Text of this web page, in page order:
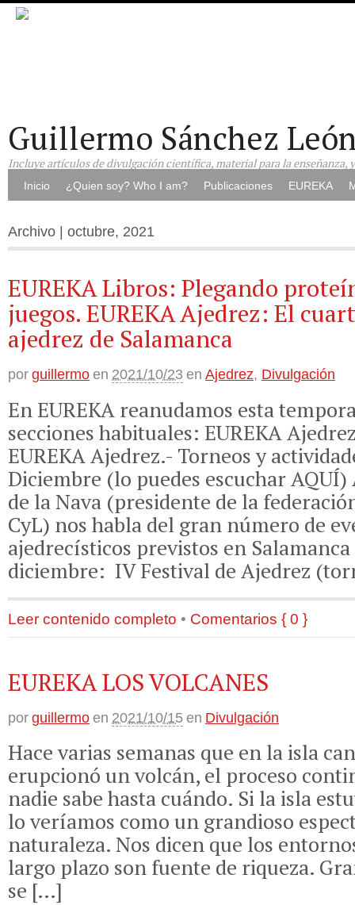
Guillermo Sánchez
Incluye artículos de divulgación científica, material para la enseñanza,
Inicio ¿Quien soy? Who I am? Publicaciones EUREKA
Archivo | octubre, 2021
EUREKA Libros: Plegando
juegos. EUREKA Ajedrez: El
ajedrez de Salamanca
por guillermo en 2021/10/23 en Ajedrez, Divulgación
En EUREKA reanudamos esta
secciones habituales: EUREKA
EUREKA Ajedrez.- Torneos y
Diciembre (lo puedes escuchar
de la Nava (presidente de la
CyL) nos habla del gran número de
ajedrecísticos previstos en
diciembre: IV Festival de Ajedrez
Leer contenido completo • Comentarios { 0 }
EUREKA LOS VOLCANES
por guillermo en 2021/10/15 en Divulgación
Hace varias semanas que en la isla
erupcionó un volcán, el proceso
nadie sabe hasta cuándo. Si la isla
lo veríamos como un grandioso
naturaleza. Nos dicen que los
largo plazo son fuente de riqueza.
se […]